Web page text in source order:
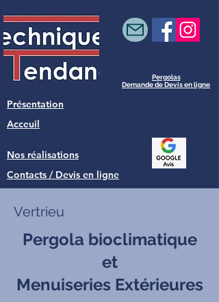
Demande de Devis en ligne
Pergolas
Présentation
Nos réalisations
Contacts / Devis en ligne
Acceuil
Vertrieu
Pergola bioclimatique
et
Menuiseries Extérieures